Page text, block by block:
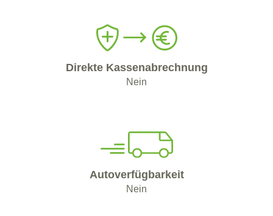
Direkte Kassenabrechnung
Nein
Autoverfügbarkeit
Nein